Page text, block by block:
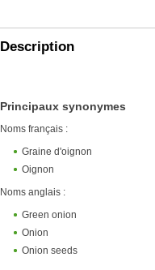
Description
Principaux synonymes
Noms français :
Graine d'oignon
Oignon
Noms anglais :
Green onion
Onion
Onion seeds